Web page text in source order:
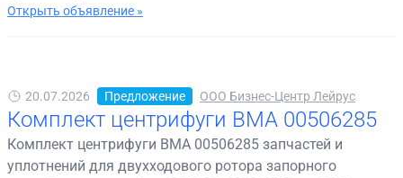
Открыть объявление »
20.07.2026 Предложение ООО Бизнес-Центр Лейрус
Комплект центрифуги BMA 00506285
Комплект центрифуги BMA 00506285 запчастей и
уплотнений для двухходового ротора запорного